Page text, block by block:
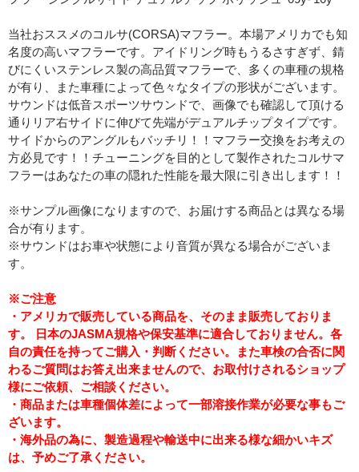
当社おススメのコルサ(CORSA)マフラー。本場アメリカでも知
名度の高いマフラーです。アイドリング時もうるさすぎず、錆
びにくいステンレス製の高品質マフラーで、多くの車種の規格
が有り、また車種によって色々なタイプの形状がございます。
サウンドは低音スポーツサウンドで、画像でも確認して頂ける
通りリア右サイドに伸びて先端がデュアルチップタイプです。
サイドからのアングルもバッチリ！！マフラー交換をお考えの
方必見です！！チューニングを目的として製作されたコルサマ
フラーはあなたの車の隠れた性能を最大限に引き出します！！
※サンプル画像になりますので、お届けする商品とは異なる場
合が有ります。
※サウンドはお車や状態により音質が異なる場合がございま
す。
※ご注意
・アメリカで販売している商品を、そのまま販売しておりま
す。 日本のJASMA規格や保安基準に適合しておりません。各
自の責任を持ってご購入・判断ください。また車検の合否に関
わるご質問はお答え出来ませんので、お取付けされるショップ
様にご依頼、ご相談ください。
・商品または車種個体差によって一部溶接作業が必要な事もご
ざいます。
・海外品の為に、製造過程や輸送中に出来る様な細かいキズ
は、予めご了承ください。